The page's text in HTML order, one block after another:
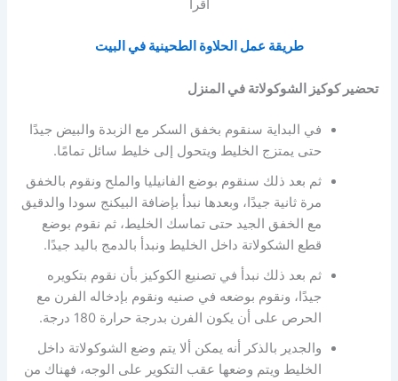
أقرأ
طريقة عمل الحلاوة الطحينية في البيت
تحضير كوكيز الشوكولاتة في المنزل
في البداية سنقوم بخفق السكر مع الزبدة والبيض جيدًا
حتى يمتزج الخليط ويتحول إلى خليط سائل تمامًا.
ثم بعد ذلك سنقوم بوضع الفانيليا والملح ونقوم بالخفق
مرة ثانية جيدًا، وبعدها نبدأ بإضافة البيكنج سودا والدقيق
مع الخفق الجيد حتى تماسك الخليط، ثم نقوم بوضع
قطع الشكولاتة داخل الخليط ونبدأ بالدمج باليد جيدًا.
ثم بعد ذلك نبدأ في تصنيع الكوكيز بأن نقوم بتكويره
جيدًا، ونقوم بوضعه في صنيه ونقوم بإدخاله الفرن مع
الحرص على أن يكون الفرن بدرجة حرارة 180 درجة.
والجدير بالذكر أنه يمكن ألا يتم وضع الشوكولاتة داخل
الخليط ويتم وضعها عقب التكوير على الوجه، فهناك من